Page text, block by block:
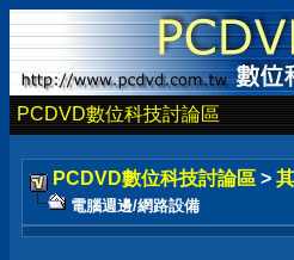
PCDVD數位科技討論區
PCDVD數位科技討論區 >
電腦週邊/網路設備